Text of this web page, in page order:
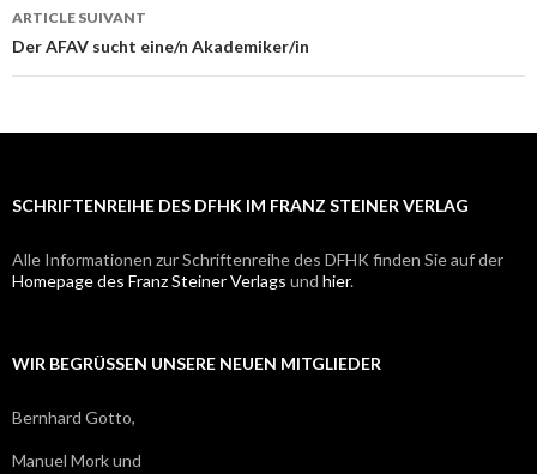
articles
ARTICLE SUIVANT
Der AFAV sucht eine/n Akademiker/in
SCHRIFTENREIHE DES DFHK IM FRANZ STEINER VERLAG
Alle Informationen zur Schriftenreihe des DFHK finden Sie auf der
Homepage des Franz Steiner Verlags und hier.
WIR BEGRÜSSEN UNSERE NEUEN MITGLIEDER
Bernhard Gotto,
Manuel Mork und